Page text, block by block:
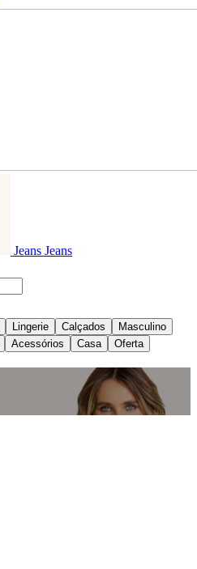
Jeans Jeans
Lingerie Calçados
Masculino
Acessórios Casa Oferta